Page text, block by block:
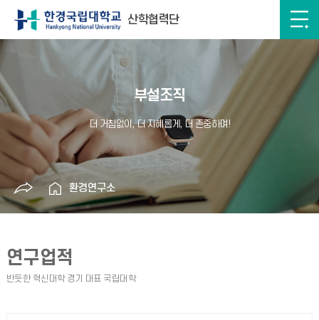
산학협력단
부설조직
환경연구소
연구업적